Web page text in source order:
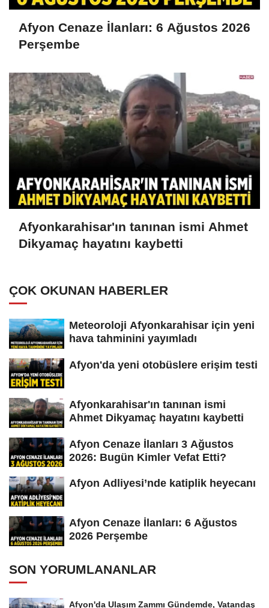
Afyon Cenaze İlanları: 6 Ağustos 2026
Perşembe
Afyonkarahisar'ın tanınan ismi Ahmet
Dikyamaç hayatını kaybetti
ÇOK OKUNAN HABERLER
Meteoroloji Afyonkarahisar için yeni
hava tahminini yayımladı
Afyon'da yeni otobüslere erişim testi
Afyonkarahisar'ın tanınan ismi
Ahmet Dikyamaç hayatını kaybetti
Afyon Cenaze İlanları 3 Ağustos
2026: Bugün Kimler Vefat Etti?
Afyon Adliyesi’nde katiplik heyecanı
Afyon Cenaze İlanları: 6 Ağustos
2026 Perşembe
SON YORUMLANANLAR
Afyon'da Ulaşım Zammı Gündemde, Vatandaş